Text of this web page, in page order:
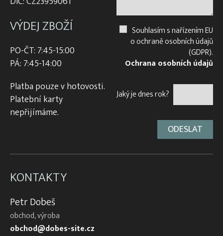
VÝDEJ ZBOŽÍ
PO-ČT: 7:45-15:00
PÁ: 7:45-14:00
Platba pouze v hotovosti.
Platební karty
nepřijímáme.
Souhlasím s nařízením EU
o ochraně osobních údajů
(GDPR).
Ochrana osobních údajů
Jaký je dnes rok?
KONTAKTY
Petr Dobeš
obchod, výroba
obchod@dobes-site.cz